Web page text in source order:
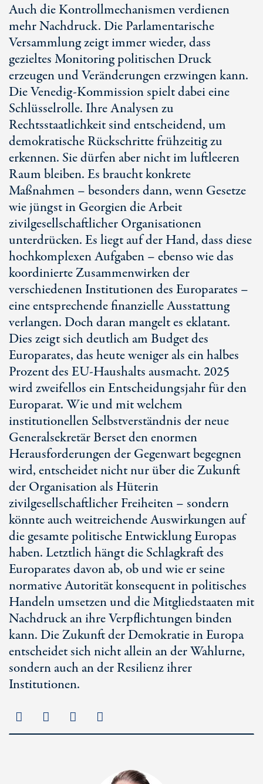
Auch die Kontrollmechanismen verdienen
mehr Nachdruck. Die Parlamentarische
Versammlung zeigt immer wieder, dass
gezieltes Monitoring politischen Druck
erzeugen und Veränderungen erzwingen kann.
Die Venedig-Kommission spielt dabei eine
Schlüsselrolle. Ihre Analysen zu
Rechtsstaatlichkeit sind entscheidend, um
demokratische Rückschritte frühzeitig zu
erkennen. Sie dürfen aber nicht im luftleeren
Raum bleiben. Es braucht konkrete
Maßnahmen – besonders dann, wenn Gesetze
wie jüngst in Georgien die Arbeit
zivilgesellschaftlicher Organisationen
unterdrücken. Es liegt auf der Hand, dass diese
hochkomplexen Aufgaben – ebenso wie das
koordinierte Zusammenwirken der
verschiedenen Institutionen des Europarates –
eine entsprechende finanzielle Ausstattung
verlangen. Doch daran mangelt es eklatant.
Dies zeigt sich deutlich am Budget des
Europarates, das heute weniger als ein halbes
Prozent desEU-Haushalts ausmacht. 2025
wird zweifellos ein Entscheidungsjahr für den
Europarat. Wie und mit welchem
institutionellen Selbstverständnis der neue
Generalsekretär Berset den enormen
Herausforderungen der Gegenwart begegnen
wird, entscheidet nicht nur über die Zukunft
der Organisation als Hüterin
zivilgesellschaftlicher Freiheiten – sondern
könnte auch weitreichende Auswirkungen auf
die gesamte politische Entwicklung Europas
haben. Letztlich hängt die Schlagkraft des
Europarates davon ab, ob und wie er seine
normative Autorität konsequent in politisches
Handeln umsetzen und die Mitgliedstaaten mit
Nachdruck an ihre Verpflichtungen binden
kann. Die Zukunft der Demokratie in Europa
entscheidet sich nicht allein an der Wahlurne,
sondern auch an der Resilienz ihrer
Institutionen.